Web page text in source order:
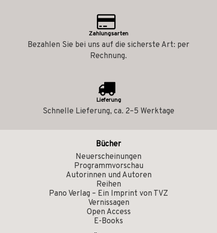
Zahlungsarten
Bezahlen Sie bei uns auf die sicherste Art: per
Rechnung.
Lieferung
Schnelle Lieferung, ca. 2–5 Werktage
Bücher
Neuerscheinungen
Programmvorschau
Autorinnen und Autoren
Reihen
Pano Verlag – Ein Imprint von TVZ
Vernissagen
Open Access
E-Books